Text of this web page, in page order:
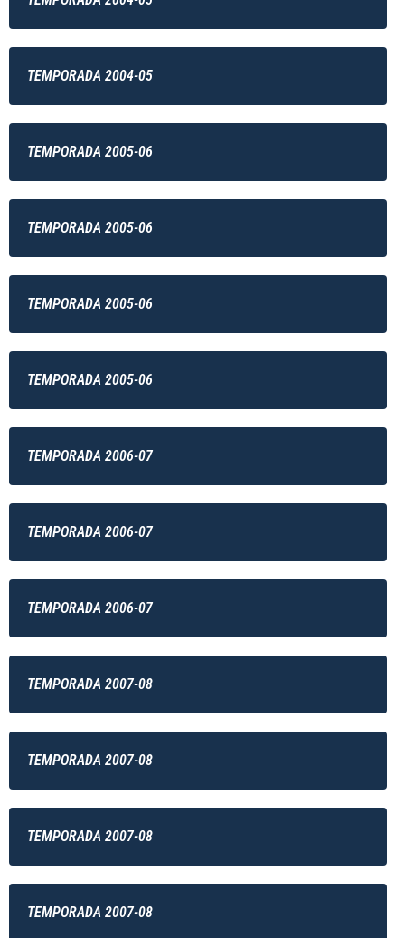
TEMPORADA 2004-05
TEMPORADA 2005-06
TEMPORADA 2005-06
TEMPORADA 2005-06
TEMPORADA 2005-06
TEMPORADA 2006-07
TEMPORADA 2006-07
TEMPORADA 2006-07
TEMPORADA 2007-08
TEMPORADA 2007-08
TEMPORADA 2007-08
TEMPORADA 2007-08